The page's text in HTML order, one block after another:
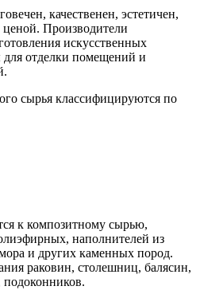
качественен, эстетичен,
ценой. Производители
искусственных
отделки помещений и
сырья классифицируются по
к композитному сырью,
наполнителей из
и других каменных пород.
раковин, столешниц, балясин,